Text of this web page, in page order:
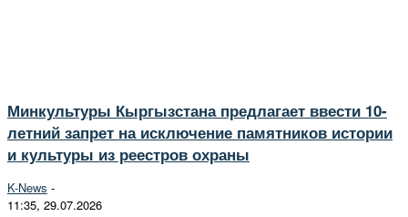
Минкультуры Кыргызстана предлагает ввести 10-
летний запрет на исключение памятников истории
и культуры из реестров охраны
K-News -
11:35, 29.07.2026